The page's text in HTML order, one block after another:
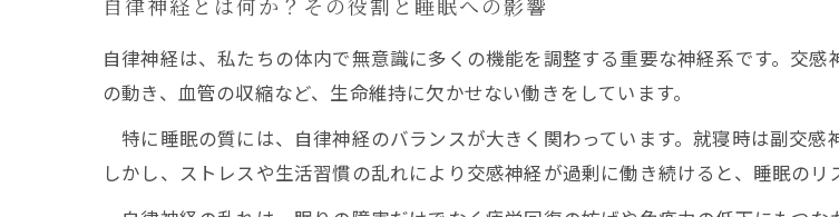
自律神経は、私たちの体内で無意識に多くの機能を調整する重要な神経系です。交
の動き、血管の収縮など、生命維持に欠かせない働きをしています。
特に睡眠の質には、自律神経のバランスが大きく関わっています。就寝時は副交感
しかし、ストレスや生活習慣の乱れにより交感神経が過剰に働き続けると、睡眠のリ